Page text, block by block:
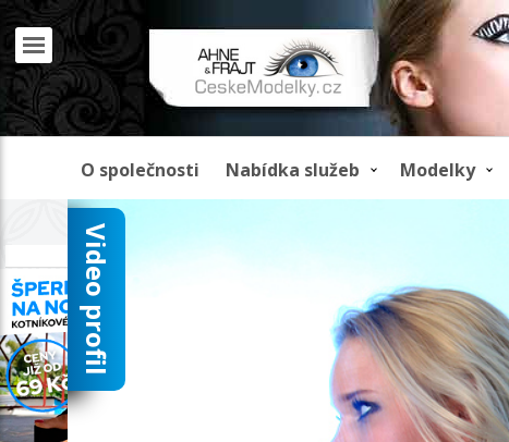
O společnosti Nabídka služeb Modelky
REKLAMA
Video profil